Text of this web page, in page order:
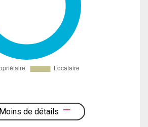
Moins de détails